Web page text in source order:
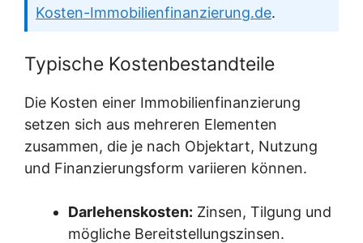
Kosten-Immobilienfinanzierung.de.
Typische Kostenbestandteile
Die Kosten einer Immobilienfinanzierung
setzen sich aus mehreren Elementen
zusammen, die je nach Objektart, Nutzung
und Finanzierungsform variieren können.
Darlehenskosten: Zinsen, Tilgung und
mögliche Bereitstellungszinsen.